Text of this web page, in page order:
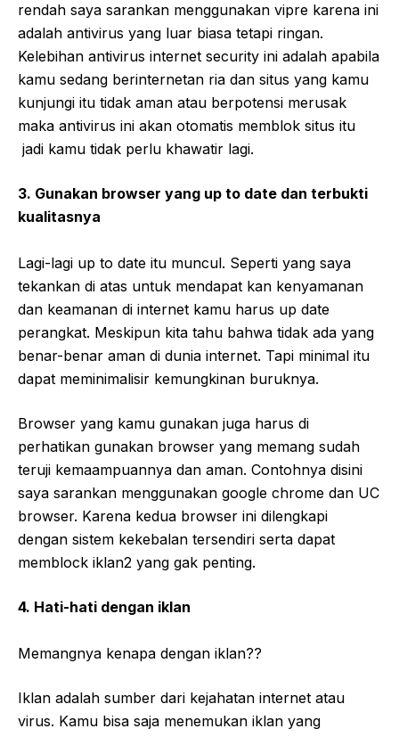
rendah saya sarankan menggunakan vipre karena ini
adalah antivirus yang luar biasa tetapi ringan.
Kelebihan antivirus internet security ini adalah apabila
kamu sedang berinternetan ria dan situs yang kamu
kunjungi itu tidak aman atau berpotensi merusak
maka antivirus ini akan otomatis memblok situs itu
jadi kamu tidak perlu khawatir lagi.
3. Gunakan browser yang up to date dan terbukti
kualitasnya
Lagi-lagi up to date itu muncul. Seperti yang saya
tekankan di atas untuk mendapat kan kenyamanan
dan keamanan di internet kamu harus up date
perangkat. Meskipun kita tahu bahwa tidak ada yang
benar-benar aman di dunia internet. Tapi minimal itu
dapat meminimalisir kemungkinan buruknya.
Browser yang kamu gunakan juga harus di
perhatikan gunakan browser yang memang sudah
teruji kemaampuannya dan aman. Contohnya disini
saya sarankan menggunakan google chrome dan UC
browser. Karena kedua browser ini dilengkapi
dengan sistem kekebalan tersendiri serta dapat
memblock iklan2 yang gak penting.
4. Hati-hati dengan iklan
Memangnya kenapa dengan iklan??
Iklan adalah sumber dari kejahatan internet atau
virus. Kamu bisa saja menemukan iklan yang